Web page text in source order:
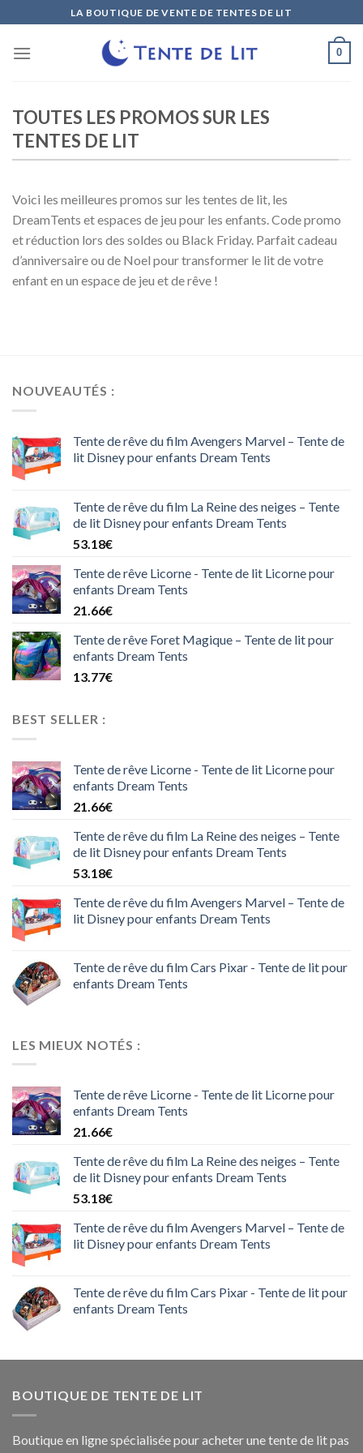
to
content
LA BOUTIQUE DE VENTE DE TENTES DE LIT
0
TOUTES LES PROMOS SUR LES
TENTES DE LIT
Voici les meilleures promos sur les tentes de lit, les
DreamTents et espaces de jeu pour les enfants. Code promo
et réduction lors des soldes ou Black Friday. Parfait cadeau
d’anniversaire ou de Noel pour transformer le lit de votre
enfant en un espace de jeu et de rêve !
NOUVEAUTÉS :
Tente de rêve du film Avengers Marvel – Tente de
lit Disney pour enfants Dream Tents
Tente de rêve du film La Reine des neiges – Tente
de lit Disney pour enfants Dream Tents
53.18€
Tente de rêve Licorne - Tente de lit Licorne pour
enfants Dream Tents
21.66€
Tente de rêve Foret Magique – Tente de lit pour
enfants Dream Tents
13.77€
BEST SELLER :
Tente de rêve Licorne - Tente de lit Licorne pour
enfants Dream Tents
21.66€
Tente de rêve du film La Reine des neiges – Tente
de lit Disney pour enfants Dream Tents
53.18€
Tente de rêve du film Avengers Marvel – Tente de
lit Disney pour enfants Dream Tents
Tente de rêve du film Cars Pixar - Tente de lit pour
enfants Dream Tents
LES MIEUX NOTÉS :
Tente de rêve Licorne - Tente de lit Licorne pour
enfants Dream Tents
21.66€
Tente de rêve du film La Reine des neiges – Tente
de lit Disney pour enfants Dream Tents
53.18€
Tente de rêve du film Avengers Marvel – Tente de
lit Disney pour enfants Dream Tents
Tente de rêve du film Cars Pixar - Tente de lit pour
enfants Dream Tents
BOUTIQUE DE TENTE DE LIT
Boutique en ligne spécialisée pour acheter une tente de lit pas